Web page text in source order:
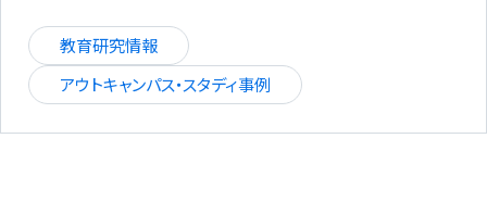
教育研究情報
アウトキャンパス・スタディ事例